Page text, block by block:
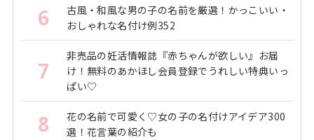
6
古風・和風な男の子の名前を厳選！かっこいい・
おしゃれな名付け例352
7
非売品の妊活情報誌『赤ちゃんが欲しい』お届
け！無料のあかほし会員登録でうれしい特典いっ
ぱい♡
8
花の名前で可愛く♡女の子の名付けアイデア300
選！花言葉の紹介も